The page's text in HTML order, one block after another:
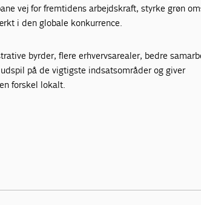
vej for fremtidens arbejdskraft, styrke grøn
i den globale konkurrence.
byrder, flere erhvervsarealer, bedre
på de vigtigste indsatsområder og giver
forskel lokalt.